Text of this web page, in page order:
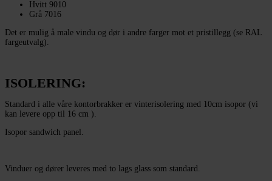
Hvitt 9010
Grå 7016
Det er mulig å male vindu og dør i andre farger mot et pristillegg (se RAL
fargeutvalg).
ISOLERING:
Standard i alle våre kontorbrakker er vinterisolering med 10cm isopor (vi
kan levere opp til 16 cm ).
Isopor sandwich panel.
Vinduer og dører leveres med to lags glass som standard.